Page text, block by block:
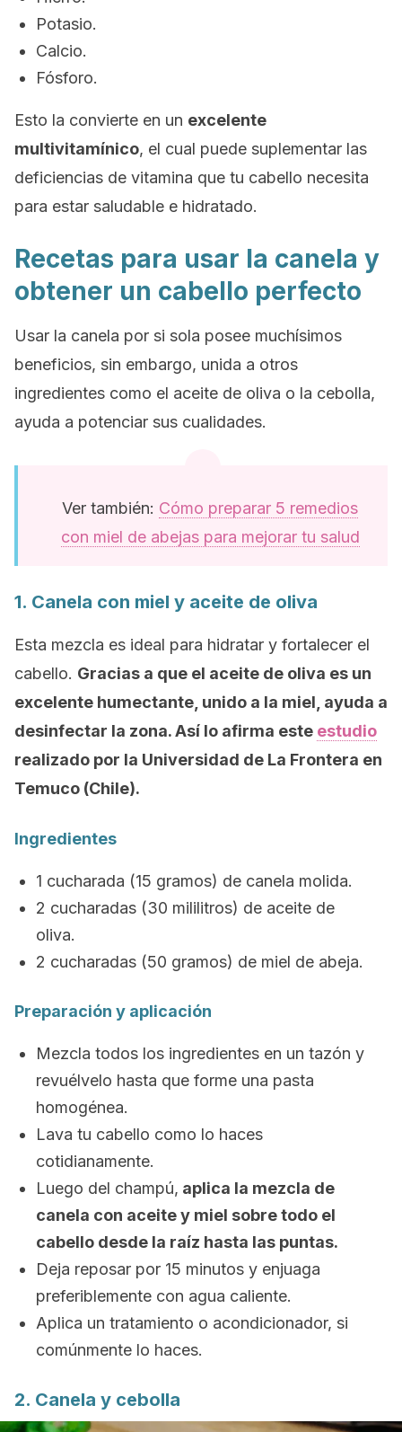
Potasio.
Calcio.
Fósforo.
Esto la convierte en un excelente
multivitamínico, el cual puede suplementar las
deficiencias de vitamina que tu cabello necesita
para estar saludable e hidratado.
Recetas para usar la canela y
obtener un cabello perfecto
Usar la canela por si sola posee muchísimos
beneficios, sin embargo, unida a otros
ingredientes como el aceite de oliva o la cebolla,
ayuda a potenciar sus cualidades.
Ver también: Cómo preparar 5 remedios
con miel de abejas para mejorar tu salud
1. Canela con miel y aceite de oliva
Esta mezcla es ideal para hidratar y fortalecer el
cabello. Gracias a que el aceite de oliva es un
excelente humectante, unido a la miel, ayuda a
desinfectar la zona. Así lo afirma este estudio
realizado por la Universidad de La Frontera en
Temuco (Chile).
Ingredientes
1 cucharada (15 gramos) de canela molida.
2 cucharadas (30 mililitros) de aceite de
oliva.
2 cucharadas (50 gramos) de miel de abeja.
Preparación y aplicación
Mezcla todos los ingredientes en un tazón y
revuélvelo hasta que forme una pasta
homogénea.
Lava tu cabello como lo haces
cotidianamente.
Luego del champú, aplica la mezcla de
canela con aceite y miel sobre todo el
cabello desde la raíz hasta las puntas.
Deja reposar por 15 minutos y enjuaga
preferiblemente con agua caliente.
Aplica un tratamiento o acondicionador, si
comúnmente lo haces.
2. Canela y cebolla